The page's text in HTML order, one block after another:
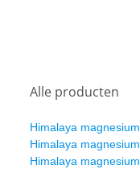
Alle producten
Himalaya
Himalaya
Himalaya